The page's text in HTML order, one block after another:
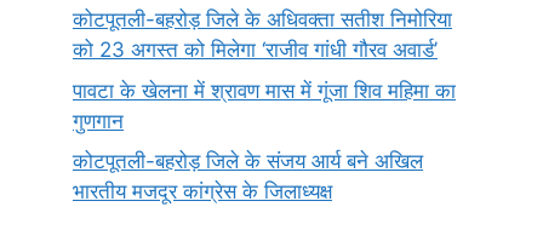
कोटपूतली-बहरोड़ जिले के अधिवक्ता सतीश निमोरिया
को 23 अगस्त को मिलेगा ‘राजीव गांधी गौरव अवार्ड’
पावटा के खेलना में श्रावण मास में गूंजा शिव महिमा का
गुणगान
कोटपूतली-बहरोड़ जिले के संजय आर्य बने अखिल
भारतीय मजदूर कांग्रेस के जिलाध्यक्ष